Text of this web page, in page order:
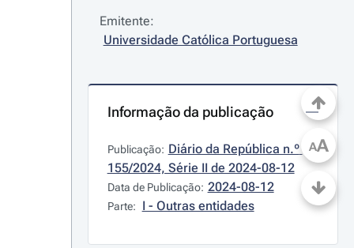
Emitente:
Universidade Católica Portuguesa
Informação da publicação
Publicação: Diário da República n.º
155/2024, Série II de 2024-08-12
Data de Publicação: 2024-08-12
Parte: I - Outras entidades
AA